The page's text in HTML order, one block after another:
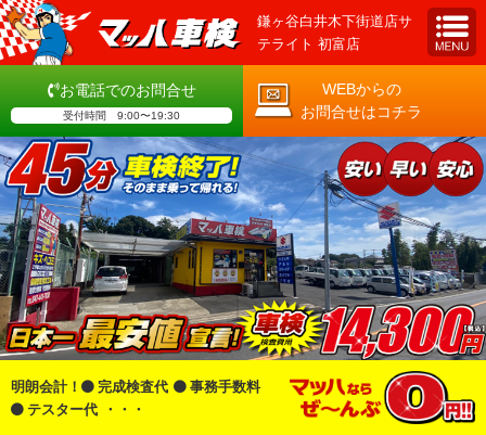
鎌ヶ谷白井木下街道店サ
テライト 初富店
お電話でのお問合せ
受付時間 9:00〜19:30
WEBからの
お問合せはコチラ
明朗会計！ 完成検査代
事務手数料
テスター代
・・・